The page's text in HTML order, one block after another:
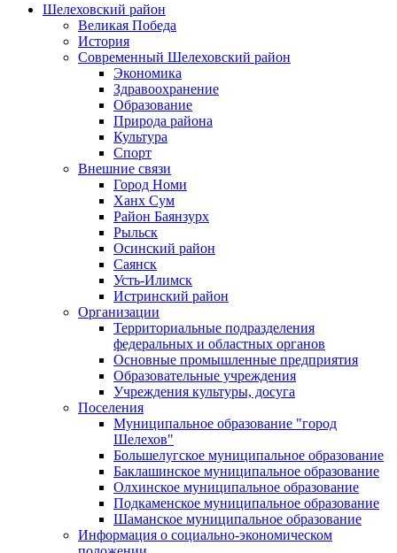
Шелеховский район
Великая Победа
История
Современный Шелеховский район
Экономика
Здравоохранение
Образование
Природа района
Культура
Спорт
Внешние связи
Город Номи
Ханх Сум
Район Баянзурх
Рыльск
Осинский район
Саянск
Усть-Илимск
Истринский район
Организации
Территориальные подразделения
федеральных и областных органов
Основные промышленные предприятия
Образовательные учреждения
Учреждения культуры, досуга
Поселения
Муниципальное образование "город
Шелехов"
Большелугское муниципальное образование
Баклашинское муниципальное образование
Олхинское муниципальное образование
Подкаменское муниципальное образование
Шаманское муниципальное образование
Информация о социально-экономическом